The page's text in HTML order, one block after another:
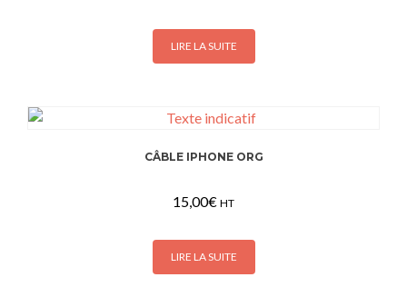
initial
était :
25,00€.
actuel
16,67€.
LIRE LA SUITE
CÂBLE IPHONE ORG
15,00€ HT
LIRE LA SUITE